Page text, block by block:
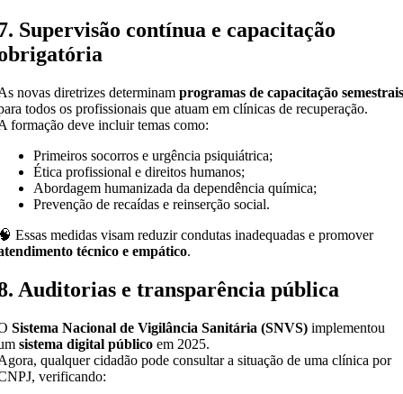
Supervisão contínua e capacitação
novas diretrizes determinamprogramas de capacitação
todos os profissionais que atuam em clínicas de recuperação.
formação deve incluir temas como:
Primeiros socorros e urgência psiquiátrica;
Ética profissional e direitos humanos;
Abordagem humanizada da dependência química;
Prevenção de recaídas e reinserção social.
Essas medidas visam reduzir condutas inadequadas e promover
técnico e empático.
Auditorias e transparência pública
Sistema Nacional de Vigilância Sanitária (SNVS) implementou
sistema digital público em 2025.
qualquer cidadão pode consultar a situação de uma clínica por
verificando: